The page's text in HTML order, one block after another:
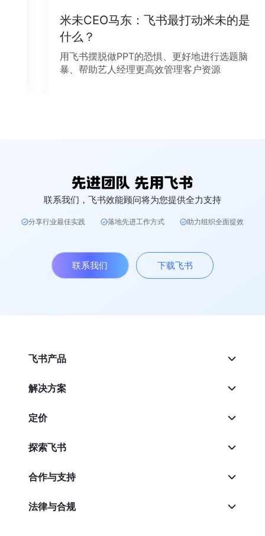
米未CEO马东：飞书最打动米未的是
什么？
用飞书摆脱做PPT的恐惧、更好地进行选题脑
暴、帮助艺人经理更高效管理客户资源
联系我们，飞书效能顾问将为您提供全力支持
分享行业最佳实践 落地先进工作方式 助力组织全面提效
联系我们 下载飞书
飞书产品
解决方案
定价
探索飞书
合作与支持
法律与合规